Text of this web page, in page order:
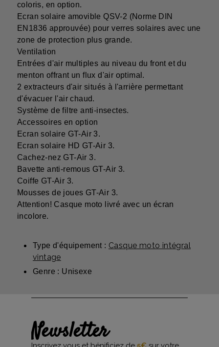
coloris, en option.
Ecran solaire amovible QSV-2 (Norme DIN
EN1836 approuvée) pour verres solaires avec une
zone de protection plus grande.
Ventilation
Entrées d'air multiples au niveau du front et du
menton offrant un flux d'air optimal.
2 extracteurs d'air situés à l'arrière permettant
d'évacuer l'air chaud.
Système de filtre anti-insectes.
Accessoires en option
Ecran solaire GT-Air 3.
Ecran solaire HD GT-Air 3.
Cachez-nez GT-Air 3.
Bavette anti-remous GT-Air 3.
Coiffe GT-Air 3.
Mousses de joues GT-Air 3.
Attention! Casque moto livré avec un écran
incolore.
Type d'équipement : Casque moto intégral
vintage
Genre : Unisexe
Newsletter